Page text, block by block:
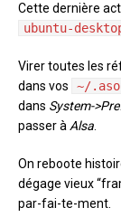
Cette dernière
ubuntu-
Virer toutes les
dans vos
~/
dans System-
passer à Alsa
On reboote
dégage vieux
par-fai-te-ment.